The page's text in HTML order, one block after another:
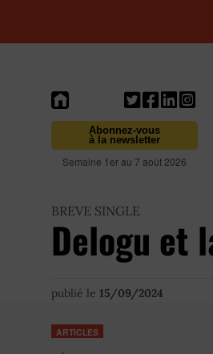
Abonnez-vous
à la newsletter
Semaine 1er au 7 août 2026
BREVE SINGLE
Delogu et
publié le 15/09/2024
ARTICLES